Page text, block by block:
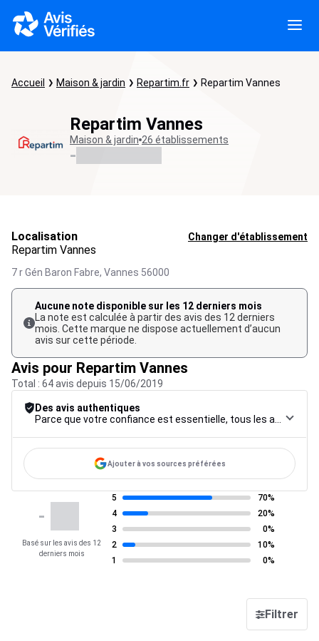
Accueil Maison & jardin Repartim.fr Repartim Vannes
Repartim Vannes
Maison & jardin 26 établissements
-
Localisation Changer d'établissement
Repartim Vannes
7 r Gén Baron Fabre, Vannes 56000
Aucune note disponible sur les 12 derniers mois
La note est calculée à partir des avis des 12 derniers
mois. Cette marque ne dispose actuellement d’aucun
avis sur cette période.
Avis pour Repartim Vannes
Total : 64 avis depuis 15/06/2019
Des avis authentiques
Ajouter à vos sources préférées
-
Basé sur les avis des 12
derniers mois
5
70%
4
20%
3
0%
2
10%
1
0%
Filtrer